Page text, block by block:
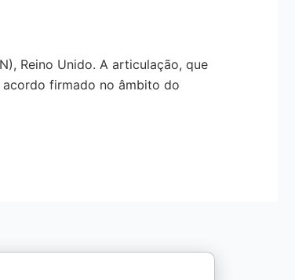
Reino Unido. A articulação, que
firmado no âmbito do